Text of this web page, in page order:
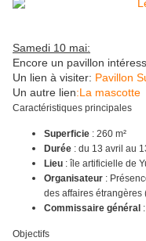
Samedi 10 mai:
Encore un pavillon
Un lien à visiter: Pavillon
Un autre lien:La mascotte
Caractéristiques principales
Superficie : 260 m²
Durée : du 13 avril au
Lieu : île artificielle de
Organisateur :
des affaires étrangères
Commissaire général
Objectifs